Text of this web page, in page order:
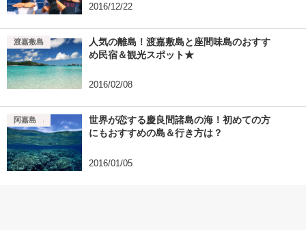
2016/12/22
人気の離島！渡嘉敷島と座間味島のおすす
め民宿＆観光スポット★
2016/02/08
座間味島
渡嘉敷島
世界が恋する慶良間諸島の海！初めての方
にもおすすめの島＆行き方は？
2016/01/05
座間味島
渡嘉敷島
阿嘉島